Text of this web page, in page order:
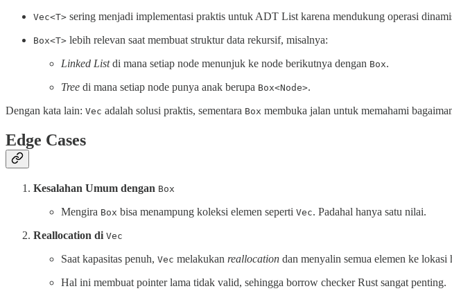
Vec<T> sering menjadi implementasi praktis untuk ADT List karena mendukung operasi
Box<T> lebih relevan saat membuat struktur data rekursif, misalnya:
Linked Listdi mana setiap node menunjuk ke node berikutnya dengan Box.
Tree di mana setiap node punya anak berupa Box<Node>.
Dengan kata lain: Vec adalah solusi praktis, sementara Box membuka jalan untuk memahami
Edge Cases
Kesalahan Umum dengan Box
Mengira Box bisa menampung koleksi elemen seperti Vec. Padahal hanya satu nilai.
Reallocation di Vec
Saat kapasitas penuh, Vec melakukan reallocation dan menyalin semua elemen ke lokasi
Hal ini membuat pointer lama tidak valid, sehingga borrow checker Rust sangat penting.